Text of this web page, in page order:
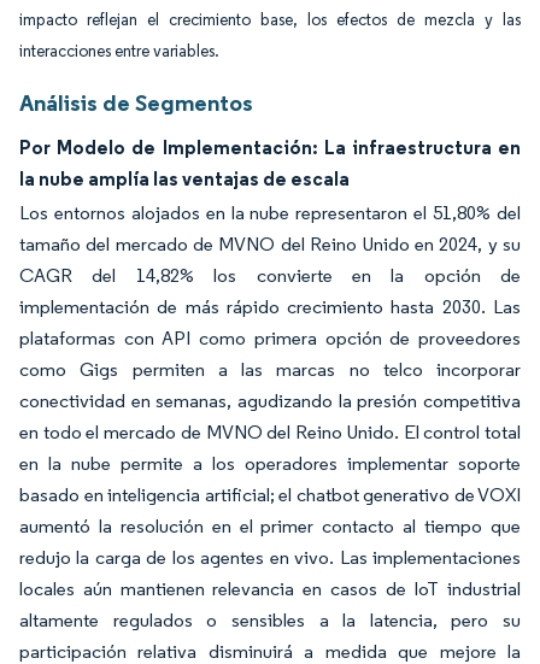
impacto reflejan el crecimiento base, los efectos de mezcla y las
interacciones entre variables.
Análisis de Segmentos
Por Modelo de Implementación: La infraestructura en
la nube amplía las ventajas de escala
Los entornos alojados en la nube representaron el 51,80% del
tamaño del mercado de MVNO del Reino Unido en 2024, y su
CAGR del 14,82% los convierte en la opción de
implementación de más rápido crecimiento hasta 2030. Las
plataformas con API como primera opción de proveedores
como Gigs permiten a las marcas no telco incorporar
conectividad en semanas, agudizando la presión competitiva
en todo el mercado de MVNO del Reino Unido. El control total
en la nube permite a los operadores implementar soporte
basado en inteligencia artificial; el chatbot generativo de VOXI
aumentó la resolución en el primer contacto al tiempo que
redujo la carga de los agentes en vivo. Las implementaciones
locales aún mantienen relevancia en casos de IoT industrial
altamente regulados o sensibles a la latencia, pero su
participación relativa disminuirá a medida que mejore la